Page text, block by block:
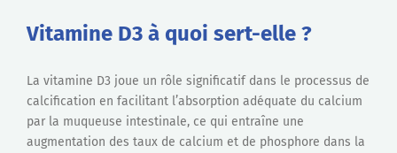
Vitamine D3 à quoi sert-elle ?
La vitamine D3 joue un rôle significatif dans le processus de
calcification en facilitant l’absorption adéquate du calcium
par la muqueuse intestinale, ce qui entraîne une
augmentation des taux de calcium et de phosphore dans la